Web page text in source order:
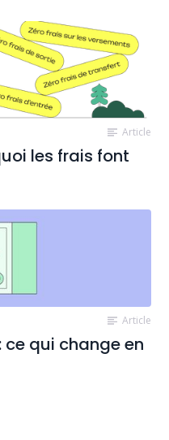
Article
les frais font
Article
ce qui change en